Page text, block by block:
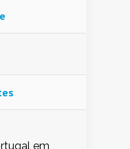
em